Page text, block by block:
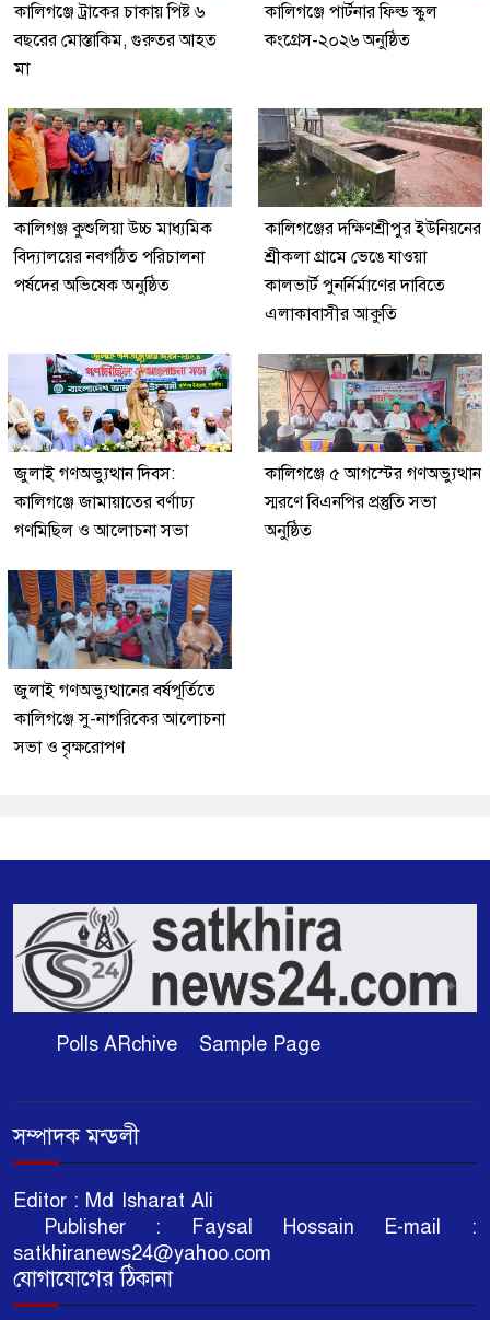
কালিগঞ্জে ট্রাকের চাকায় পিষ্ট ৬
বছরের মোস্তাকিম, গুরুতর আহত
মা
কালিগঞ্জে পার্টনার ফিল্ড স্কুল
কংগ্রেস-২০২৬ অনুষ্ঠিত
কালিগঞ্জ কুশুলিয়া উচ্চ মাধ্যমিক
বিদ্যালয়ের নবগঠিত পরিচালনা
পর্ষদের অভিষেক অনুষ্ঠিত
কালিগঞ্জের দক্ষিণশ্রীপুর ইউ‌নিয়‌নের
শ্রীকলা গ্রা‌মে ভেঙে যাওয়া
কালভার্ট পুনর্নির্মাণের দাবিতে
এলাকাবাসীর আকুতি
জুলাই গণঅভ্যুত্থান দিবস:
কালিগঞ্জে জামায়াতের বর্ণাঢ্য
গণমিছিল ও আলোচনা সভা
কালিগঞ্জে ৫ আগস্টের গণঅভ্যুত্থান
স্মরণে বিএনপির প্রস্তুতি সভা
অনুষ্ঠিত
জুলাই গণঅভ্যুত্থানের বর্ষপূর্তিতে
কালিগঞ্জে সু-নাগরিকের আলোচনা
সভা ও বৃক্ষরোপণ
Polls ARchive Sample Page
সম্পাদক মন্ডলী
Editor : Md Isharat Ali
Publisher : Faysal Hossain E-mail :
satkhiranews24@yahoo.com
যোগাযোগের ঠিকানা